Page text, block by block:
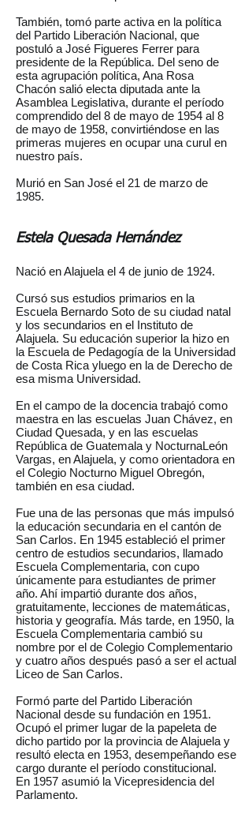
También, tomó parte activa en la política
del Partido Liberación Nacional, que
postuló a José Figueres Ferrer para
presidente de la República. Del seno de
esta agrupación política, Ana Rosa
Chacón salió electa diputada ante la
Asamblea Legislativa, durante el período
comprendido del 8 de mayo de 1954 al 8
de mayo de 1958, convirtiéndose en las
primeras mujeres en ocupar una curul en
nuestro país.
Murió en San José el 21 de marzo de
1985.
Estela Quesada Hernández
Nació en Alajuela el 4 de junio de 1924.
Cursó sus estudios primarios en la
Escuela Bernardo Soto de su ciudad natal
y los secundarios en el Instituto de
Alajuela. Su educación superior la hizo en
la Escuela de Pedagogía de la Universidad
de Costa Rica yluego en la de Derecho de
esa misma Universidad.
En el campo de la docencia trabajó como
maestra en las escuelas Juan Chávez, en
Ciudad Quesada, y en las escuelas
República de Guatemala y NocturnaLeón
Vargas, en Alajuela, y como orientadora en
el Colegio Nocturno Miguel Obregón,
también en esa ciudad.
Fue una de las personas que más impulsó
la educación secundaria en el cantón de
San Carlos. En 1945 estableció el primer
centro de estudios secundarios, llamado
Escuela Complementaria, con cupo
únicamente para estudiantes de primer
año. Ahí impartió durante dos años,
gratuitamente, lecciones de matemáticas,
historia y geografía. Más tarde, en 1950, la
Escuela Complementaria cambió su
nombre por el de Colegio Complementario
y cuatro años después pasó a ser el actual
Liceo de San Carlos.
Formó parte del Partido Liberación
Nacional desde su fundación en 1951.
Ocupó el primer lugar de la papeleta de
dicho partido por la provincia de Alajuela y
resultó electa en 1953, desempeñando ese
cargo durante el período constitucional.
En 1957 asumió la Vicepresidencia del
Parlamento.